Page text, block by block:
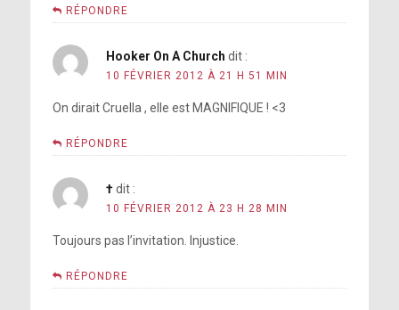
RÉPONDRE
Hooker On A Church dit :
10 FÉVRIER 2012 À 21 H 51 MIN
On dirait Cruella , elle est MAGNIFIQUE ! <3
RÉPONDRE
† dit :
10 FÉVRIER 2012 À 23 H 28 MIN
Toujours pas l’invitation. Injustice.
RÉPONDRE